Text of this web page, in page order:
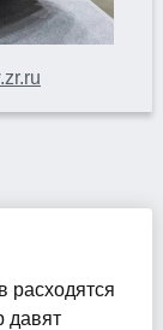
расходятся
давят